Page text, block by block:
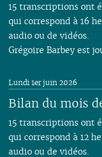
15 transcriptions ont
qui correspond à 16
audio ou de vidéos.
Grégoire Barbey est
Bilan du mois
Lundi 1er juin 2026
15 transcriptions ont
qui correspond à 12
audio ou de vidéos.